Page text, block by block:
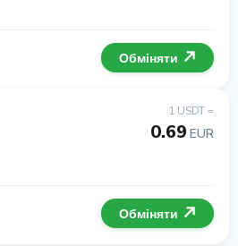
Обміняти
1 USDT =
0.69 EUR
Обміняти